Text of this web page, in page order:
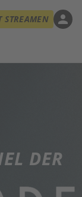
STREAMEN person
DER